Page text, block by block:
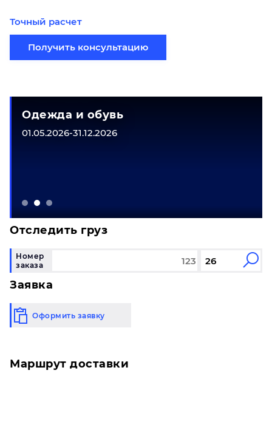
Точный расчет
Получить консультацию
Одежда и обувь
01.05.2026-31.12.2026
Отследить груз
Номер
заказа
Заявка
Оформить заявку
Маршрут доставки